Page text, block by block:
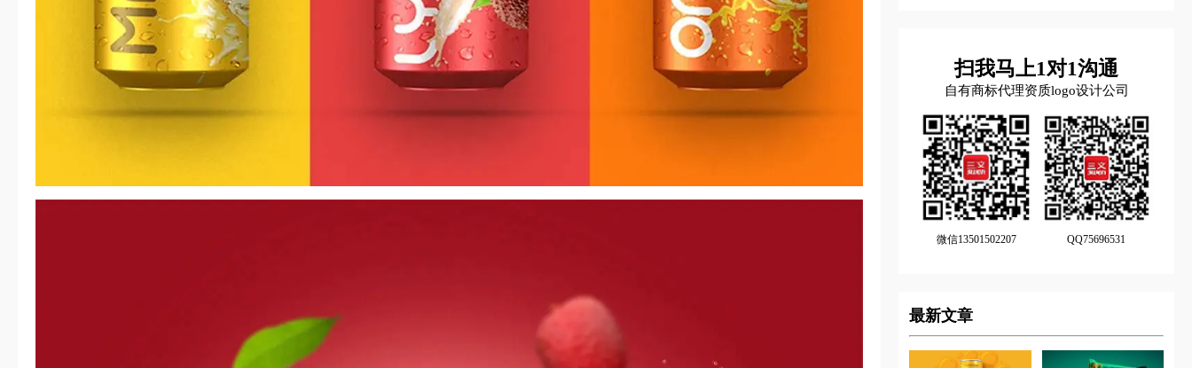
扫我马上1对1沟通
自有商标代理资质logo设计公司
微信13501502207 QQ75696531
最新文章